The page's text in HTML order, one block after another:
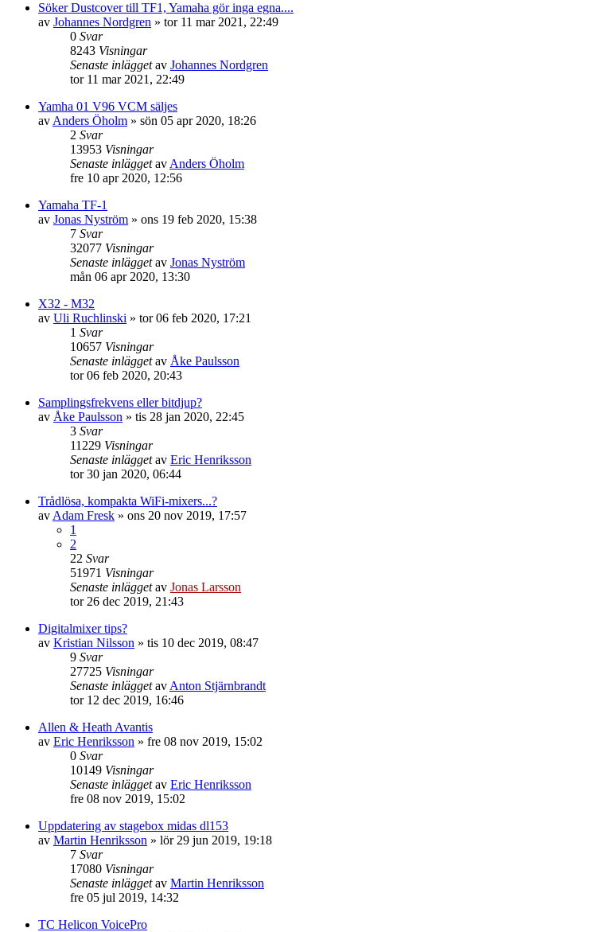
Söker Dustcover till TF1, Yamaha gör inga egna....
av Johannes Nordgren » tor 11 mar 2021, 22:49
0 Svar
8243 Visningar
Senaste inläggetav Johannes Nordgren
tor 11 mar 2021, 22:49
Yamha 01 V96 VCM säljes
av Anders Öholm » sön 05 apr 2020, 18:26
2 Svar
13953 Visningar
Senaste inläggetav Anders Öholm
fre 10 apr 2020, 12:56
Yamaha TF-1
av Jonas Nyström » ons 19 feb 2020, 15:38
7 Svar
32077 Visningar
Senaste inläggetav Jonas Nyström
mån 06 apr 2020, 13:30
X32 - M32
av Uli Ruchlinski » tor 06 feb 2020, 17:21
1 Svar
10657 Visningar
Senaste inläggetav Åke Paulsson
tor 06 feb 2020, 20:43
Samplingsfrekvens eller bitdjup?
av Åke Paulsson » tis 28 jan 2020, 22:45
3 Svar
11229 Visningar
Senaste inläggetav Eric Henriksson
tor 30 jan 2020, 06:44
Trådlösa, kompakta WiFi-mixers...?
av Adam Fresk » ons 20 nov 2019, 17:57
1
2
22 Svar
51971 Visningar
Senaste inläggetav Jonas Larsson
tor 26 dec 2019, 21:43
Digitalmixer tips?
av Kristian Nilsson » tis 10 dec 2019, 08:47
9 Svar
27725 Visningar
Senaste inläggetav Anton Stjärnbrandt
tor 12 dec 2019, 16:46
Allen & Heath Avantis
av Eric Henriksson » fre 08 nov 2019, 15:02
0 Svar
10149 Visningar
Senaste inläggetav Eric Henriksson
fre 08 nov 2019, 15:02
Uppdatering av stagebox midas dl153
av Martin Henriksson » lör 29 jun 2019, 19:18
7 Svar
17080 Visningar
Senaste inläggetav Martin Henriksson
fre 05 jul 2019, 14:32
TC Helicon VoicePro